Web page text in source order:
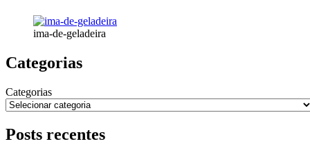
ima-de-geladeira
Categorias
Categorias
Posts recentes